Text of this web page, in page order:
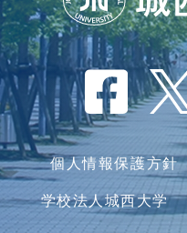
個人情報保護方針
学校法人城西大学